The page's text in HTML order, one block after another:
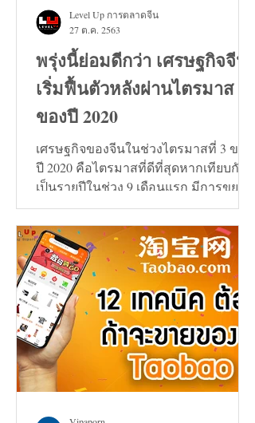
พรุ่งนี้ย่อมดีกว่า เศรษฐกิจจีน
เริ่มฟื้นตัวหลังผ่านไตรมาส 3
ของปี 2020
เศรษฐกิจของจีนในช่วงไตรมาสที่ 3 ของ
ปี 2020 คือไตรมาสที่ดีที่สุดหากเทียบกัน
เป็นรายปีในช่วง 9 เดือนแรก มีการขยาย
ตัวเพิ่มขึ้น 0.7%
Level Up การตลาดจีน
27 ต.ค. 2563